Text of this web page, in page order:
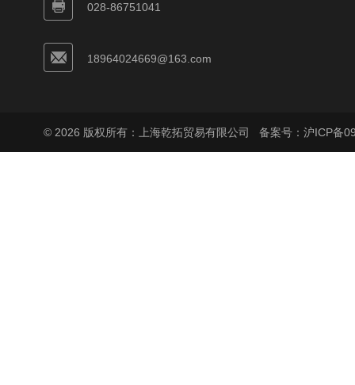
028-86751041
18964024669@163.com
© 2026 版权所有：上海乾拓贸易有限公司 备案号：沪ICP备